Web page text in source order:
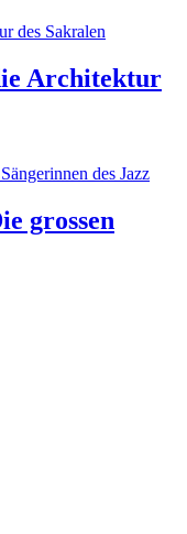
Architektur
grossen